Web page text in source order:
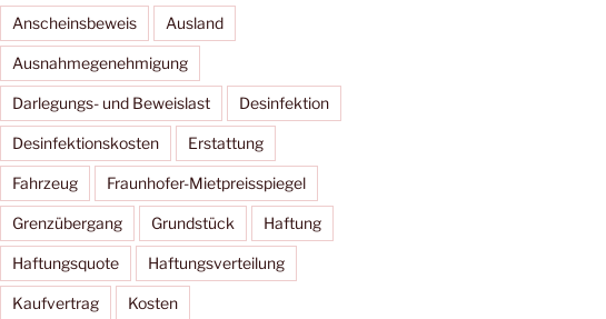
Anscheinsbeweis Ausland
Ausnahmegenehmigung
Darlegungs- und Beweislast Desinfektion
Desinfektionskosten Erstattung
Fahrzeug Fraunhofer-Mietpreisspiegel
Grenzübergang Grundstück Haftung
Haftungsquote Haftungsverteilung
Kaufvertrag Kosten